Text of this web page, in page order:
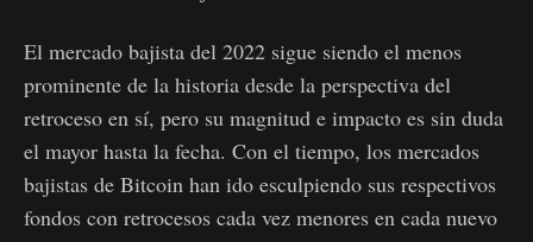
El mercado bajista del 2022 sigue siendo el menos
prominente de la historia desde la perspectiva del
retroceso en sí, pero su magnitud e impacto es sin duda
el mayor hasta la fecha. Con el tiempo, los mercados
bajistas de Bitcoin han ido esculpiendo sus respectivos
fondos con retrocesos cada vez menores en cada nuevo